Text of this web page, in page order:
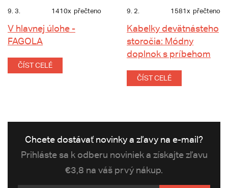
9. 3. 1410x přečteno
V hlavnej úlohe -
FAGOLA
ČÍST CELÉ
9. 2. 1581x přečteno
Kabelky devätnásteho
storočia: Módny
doplnok s príbehom
ČÍST CELÉ
Chcete dostávať novinky a zľavy na e-mail?
Prihláste sa k odberu noviniek a získajte zľavu
€3,8 na váš prvý nákup.